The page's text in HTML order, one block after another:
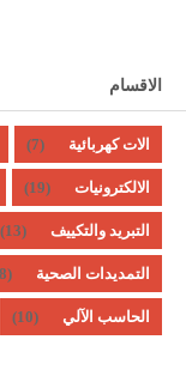
الاقسام
الات كهربائية (7)
الالكترونيات (19)
التبريد والتكييف (13)
التمديدات الصحية (8)
الحاسب الآلي (10)